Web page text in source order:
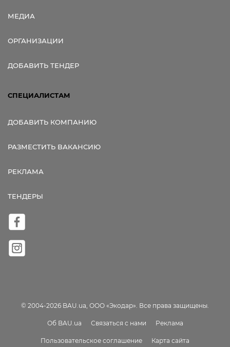
МЕДИА
ОРГАНИЗАЦИИ
ДОБАВИТЬ ТЕНДЕР
СПЕЦИАЛИСТАМ
ДОБАВИТЬ КОМПАНИЮ
РАЗМЕСТИТЬ ВАКАНСИЮ
РЕКЛАМА
ТЕНДЕРЫ
© 2004-2026 BAU.ua, ООО «Экодар». Все права защищены.
Об BAU.ua Связаться с нами Реклама
Пользовательское соглашение Карта сайта